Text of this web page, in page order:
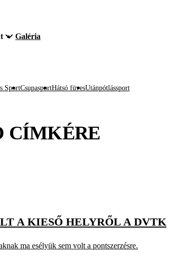
Galéria
SportCsupasportHátsó füvesUtánpótlássport
CÍMKÉRE
A KIESŐ HELYRŐL A DVTK
ma esélyük sem volt a pontszerzésre.